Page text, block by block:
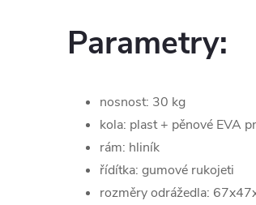
Parametry:
nosnost: 30 kg
kola: plast + pěnové EVA
rám: hliník
řídítka: gumové rukojeti
rozměry odrážedla: